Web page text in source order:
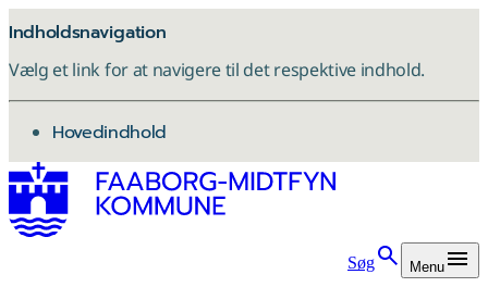
Indholdsnavigation
Vælg et link for at navigere til det respektive indhold.
gå til
Hovedindhold
Søg Menu